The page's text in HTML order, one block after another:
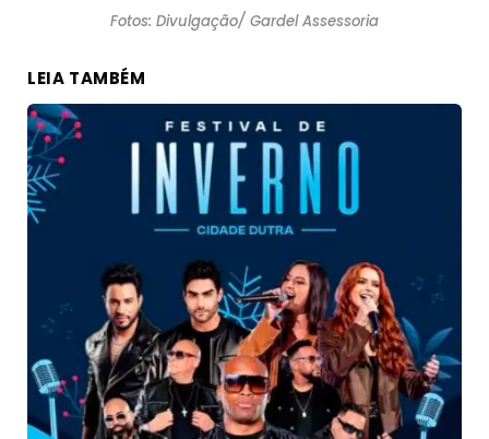
Fotos: Divulgação/ Gardel Assessoria
LEIA TAMBÉM